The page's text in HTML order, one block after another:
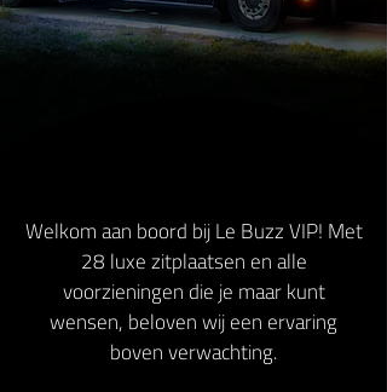
Welkom aan boord bij Le Buzz VIP! Met
28 luxe zitplaatsen en alle
voorzieningen die je maar kunt
wensen, beloven wij een ervaring
boven verwachting.